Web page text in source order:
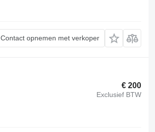
Contact opnemen met verkoper
€ 200
Exclusief BTW